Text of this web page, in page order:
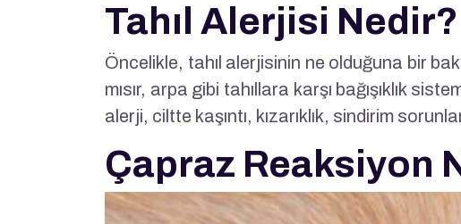
Tahıl Alerjisi Nedir?
Öncelikle, tahıl alerjisinin ne olduğuna bir
mısır, arpa gibi tahıllara karşı bağışıklık
alerji, ciltte kaşıntı, kızarıklık, sindirim
Çapraz Reaksiyon